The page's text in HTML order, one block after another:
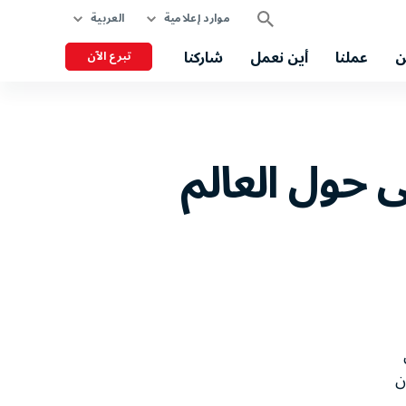
موارد إعلامية العربية
عملنا أين نعمل شاركنا تبرع الآن
حول العالم